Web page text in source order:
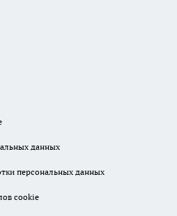
данных
персональных данных
cookie